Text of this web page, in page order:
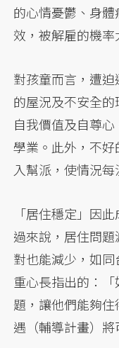
的心情憂鬱、身
效，被解雇的機率
對孩童而言，遭
的屋況及不安全
自我價值及自尊
學業。此外，不
入幫派，使情況每
「居住穩定」因
過來說，居住問
對也能減少，如
重心長指出的：
題，讓他們能夠
遇（輔導計畫）將